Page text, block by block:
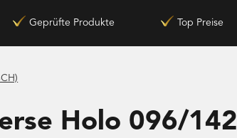
Geprüfte Produkte Top Preise
Holo 096/142